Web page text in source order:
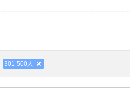
301-500人